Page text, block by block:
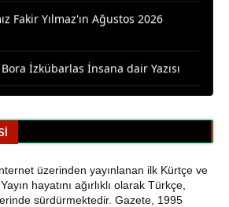
İzkübarlas İnsana dair Yazısı
Geldi: Ardahan’da Spor
Yeni Harf Grubu
Faruk Demir ve Meclis
Etti
üzerinden yayınlanan ilk Kürtçe ve
hayatını ağırlıklı olarak Türkçe,
sürdürmektedir. Gazete, 1995